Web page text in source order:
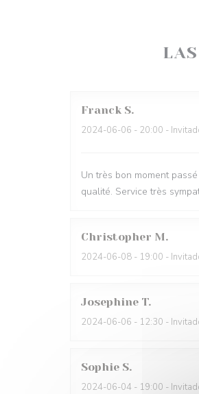
Franck S
2024-06-06 - 20:00 -
Un très bon moment
qualité. Service très
Christopher M
2024-06-08 - 19:00 -
Josephine T
2024-06-06 - 12:30 -
Sophie S
2024-06-04 - 19:00 -